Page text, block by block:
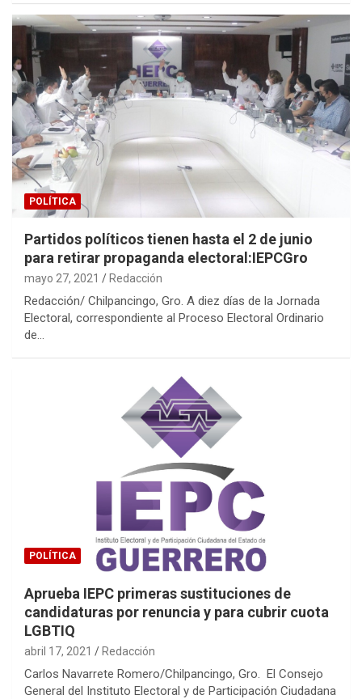
POLÍTICA
Partidos políticos tienen hasta el 2 de junio
para retirar propaganda electoral:IEPCGro
mayo 27, 2021 Redacción
Redacción/ Chilpancingo, Gro. A diez días de la Jornada
Electoral, correspondiente al Proceso Electoral Ordinario
de…
POLÍTICA
Aprueba IEPC primeras sustituciones de
candidaturas por renuncia y para cubrir cuota
LGBTIQ
abril 17, 2021 Redacción
Carlos Navarrete Romero/Chilpancingo, Gro. El Consejo
General del Instituto Electoral y de Participación Ciudadana